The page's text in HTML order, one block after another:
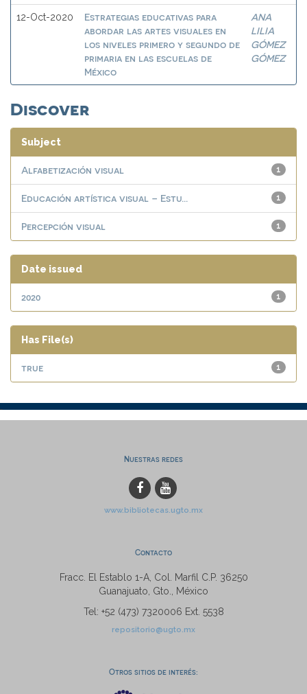
12-Oct-2020
Estrategias educativas para
abordar las artes visuales en
los niveles primero y segundo de
primaria en las escuelas de
México
ANA
LILIA
GÓMEZ
GÓMEZ
Discover
Subject
1
Alfabetización visual
1
Educación artística visual – Estu...
1
Percepción visual
Date issued
1
2020
Has File(s)
1
true
Nuestras redes
www.bibliotecas.ugto.mx
Contacto
Fracc. El Establo 1-A, Col. Marfil C.P. 36250
Guanajuato, Gto., México
Tel: +52 (473) 7320006 Ext. 5538
repositorio@ugto.mx
Otros sitios de interés: